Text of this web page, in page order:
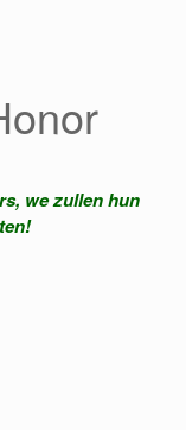
we zullen hun